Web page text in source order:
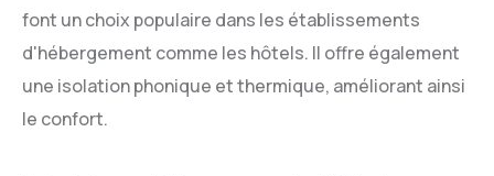
font un choix populaire dans les établissements
d'hébergement comme les hôtels. Il offre également
une isolation phonique et thermique, améliorant ainsi
le confort.